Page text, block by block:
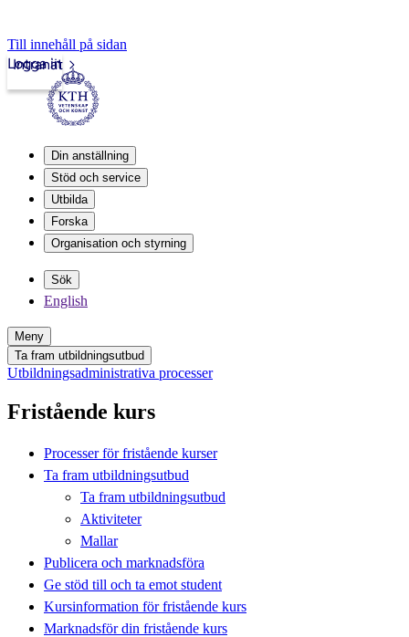
Till innehåll på sidan
Intranät
Logga in
Din anställning
Stöd och service
Utbilda
Forska
Organisation och styrning
Sök
English
Meny
Ta fram utbildningsutbud
Utbildningsadministrativa processer
Fristående kurs
Processer för fristående kurser
Ta fram utbildningsutbud
Ta fram utbildningsutbud
Aktiviteter
Mallar
Publicera och marknadsföra
Ge stöd till och ta emot student
Kursinformation för fristående kurs
Marknadsför din fristående kurs